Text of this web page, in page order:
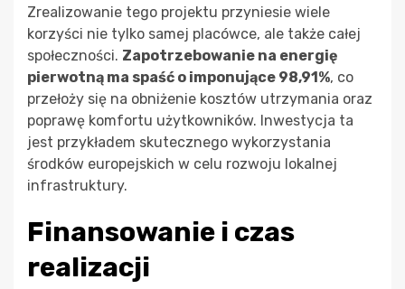
Zrealizowanie tego projektu przyniesie wiele
korzyści nie tylko samej placówce, ale także całej
społeczności. Zapotrzebowanie na energię
pierwotną ma spaść o imponujące 98,91%, co
przełoży się na obniżenie kosztów utrzymania oraz
poprawę komfortu użytkowników. Inwestycja ta
jest przykładem skutecznego wykorzystania
środków europejskich w celu rozwoju lokalnej
infrastruktury.
Finansowanie i czas
realizacji